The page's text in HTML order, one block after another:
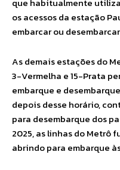
os acessos da estação
embarcar ou
As demais estações do
3-Vermelha e 15-Prata
embarque e
depois desse horário,
para desembarque dos
2025, as linhas do Metrô
abrindo para embarque